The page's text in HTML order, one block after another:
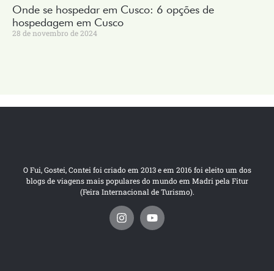
Onde se hospedar em Cusco: 6 opções de
hospedagem em Cusco
28 de novembro de 2024
O Fui, Gostei, Contei foi criado em 2013 e em 2016 foi eleito um dos
blogs de viagens mais populares do mundo em Madri pela Fitur
(Feira Internacional de Turismo).